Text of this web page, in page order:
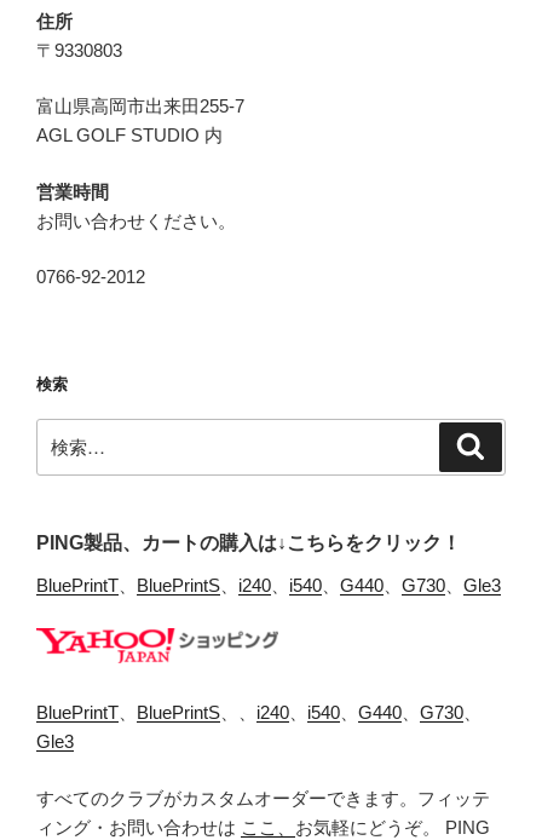
住所
〒9330803
富山県高岡市出来田255-7
AGL GOLF STUDIO 内
営業時間
お問い合わせください。
0766-92-2012
検索
索:
PING製品、カートの購入は↓こちらをクリック！
BluePrintT BluePrintS i240 i540 G440 G730 Gle3
BluePrintT BluePrintS i240 i540 G440 G730
Gle3
すべてのクラブがカスタムオーダーできます。フィッテ
ィング・お問い合わせは ここ、 お気軽にどうぞ。 PING